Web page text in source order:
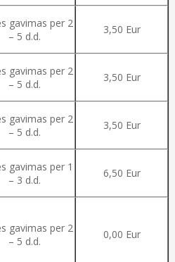
gavimas per 2
– 5 d.d.
3,50 Eur
gavimas per 2
– 5 d.d.
3,50 Eur
gavimas per 2
– 5 d.d.
3,50 Eur
gavimas per 1
– 3 d.d.
6,50 Eur
gavimas per 2
– 5 d.d.
0,00 Eur